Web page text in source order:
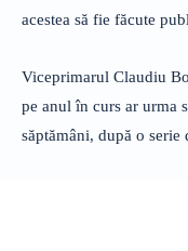
acestea să fie făcute
Viceprimarul Claudiu
pe anul în curs ar urma
săptămâni, după o